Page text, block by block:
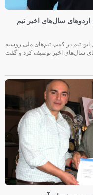
سال‌های اخیر تیم
در کمپ تیم‌های ملی روسیه
اخیر توصیف کرد و گفت